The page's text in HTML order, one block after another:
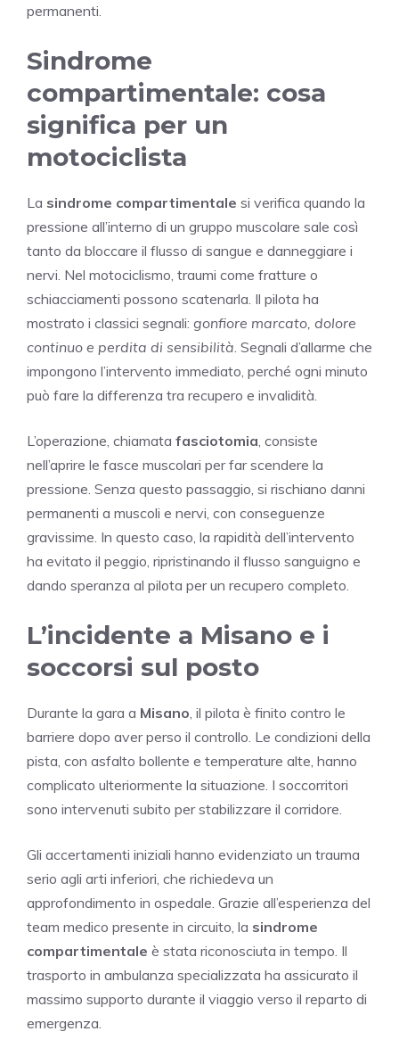
permanenti.
Sindrome
compartimentale: cosa
significa per un
motociclista
La sindrome compartimentale si verifica quando la
pressione all’interno di un gruppo muscolare sale così
tanto da bloccare il flusso di sangue e danneggiare i
nervi. Nel motociclismo, traumi come fratture o
schiacciamenti possono scatenarla. Il pilota ha
mostrato i classici segnali: gonfiore marcato, dolore
continuo e perdita di sensibilità . Segnali d’allarme che
impongono l’intervento immediato, perché ogni minuto
può fare la differenza tra recupero e invalidità.
L’operazione, chiamata fasciotomia , consiste
nell’aprire le fasce muscolari per far scendere la
pressione. Senza questo passaggio, si rischiano danni
permanenti a muscoli e nervi, con conseguenze
gravissime. In questo caso, la rapidità dell’intervento
ha evitato il peggio, ripristinando il flusso sanguigno e
dando speranza al pilota per un recupero completo.
L’incidente a Misano e i
soccorsi sul posto
Durante la gara a Misano , il pilota è finito contro le
barriere dopo aver perso il controllo. Le condizioni della
pista, con asfalto bollente e temperature alte, hanno
complicato ulteriormente la situazione. I soccorritori
sono intervenuti subito per stabilizzare il corridore.
Gli accertamenti iniziali hanno evidenziato un trauma
serio agli arti inferiori, che richiedeva un
approfondimento in ospedale. Grazie all’esperienza del
team medico presente in circuito, la sindrome
compartimentale è stata riconosciuta in tempo. Il
trasporto in ambulanza specializzata ha assicurato il
massimo supporto durante il viaggio verso il reparto di
emergenza.